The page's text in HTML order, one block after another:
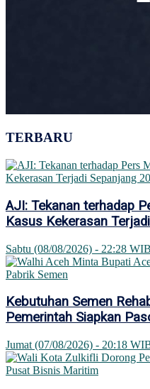
TERBARU
AJI: Tekanan terhadap
Kasus Kekerasan
Sabtu (08/08/2026) - 22:28 WIB
Kebutuhan Semen
Pemerintah Siapkan
Jumat (07/08/2026) - 20:18